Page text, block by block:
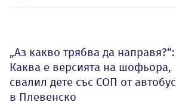
„Аз какво трябва да направя?“:
Каква е версията на шофьора,
свалил дете със СОП от автобус
в Плевенско